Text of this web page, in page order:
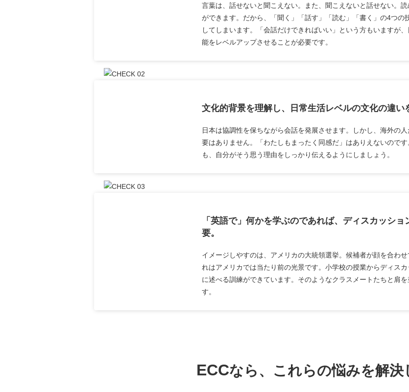
言葉は、話せないと聞こえない。また、聞こえないと話せない。
ができます。だから、「聞く」「話す」「読む」「書く」の4つの
してしまいます。「会話だけできればいい」という方もいますが
能をレベルアップさせることが必要です。
文化的背景を理解し、日常生活レベルの文化の違い
日本は協調性を保ちながら会話を発展させます。しかし、海外の
要はありません。「わたしもまったく同感だ」はありえないので
も、自分がそう思う理由をしっかり伝えるようにしましょう。
「英語で」何かを学ぶのであれば、ディスカッシ
要。
イメージしやすのは、アメリカの大統領選挙。候補者が顔を合わ
れはアメリカでは当たり前の光景です。小学校の授業からディス
に述べる訓練ができています。そのようなクラスメートたちと肩
す。
ECCなら、これらの悩みを解決